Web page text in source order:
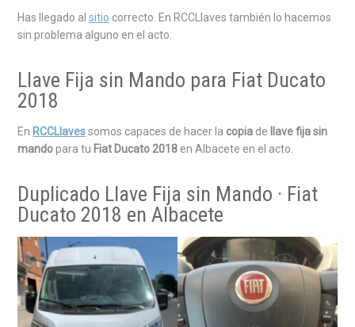
Has llegado alsitio correcto. En RCCLlaves también lo hacemos
sin problema alguno en el acto.
Llave Fija sin Mando para Fiat Ducato
2018
En RCCLlavessomos capaces de hacer la copia de
llave fija sin
mandopara tu Fiat Ducato 2018 en Albacete en el acto.
Duplicado Llave Fija sin Mando · Fiat
Ducato 2018 en Albacete